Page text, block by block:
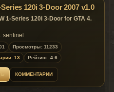
GTAMANIA EXCLUSIVE ~
120i 3-Door 2007 v1.0
1-Series 120i 3-Door for GTA 4.
sentinel
exclusive toGtaMania
07.04.2012 !
Просмотры: 11233
13
Рейтинг: 4.6
КОММЕНТАРИИ